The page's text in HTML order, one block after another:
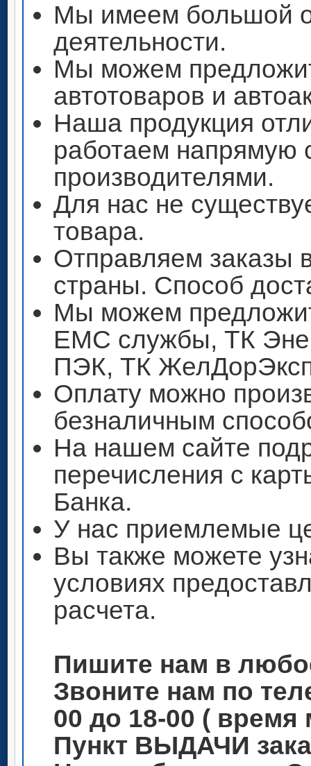
Мы имеем большой
деятельности.
Мы можем
автотоваров и
Наша продукция
работаем напрямую
производителями.
Для нас не
товара.
Отправляем заказы
страны. Способ
Мы можем
ЕМС службы, ТК
ПЭК, ТК
Оплату можно
безналичным
На нашем сайте
перечисления с
Банка.
У нас приемлемые
Вы также можете
условиях
расчета.
Пишите нам в
Звоните нам по
00 до 18-00 ( время
Пункт ВЫДАЧИ